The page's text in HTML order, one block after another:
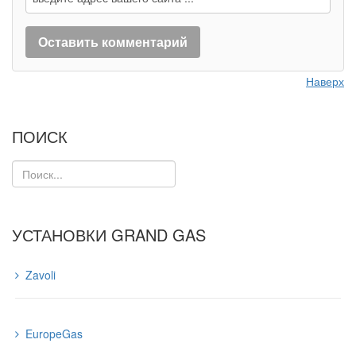
Наверх
ПОИСК
УСТАНОВКИ GRAND GAS
Zavoli
EuropeGas